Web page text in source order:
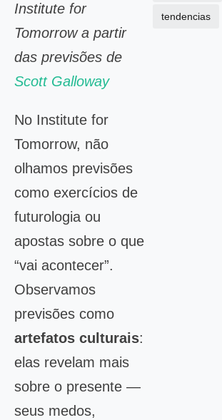
Institute for
Tomorrow a partir
das previsões de
Scott Galloway
No Institute for
Tomorrow, não
olhamos previsões
como exercícios de
futurologia ou
apostas sobre o que
“vai acontecer”.
Observamos
previsões como
artefatos culturais:
elas revelam mais
sobre o presente —
seus medos,
tendencias